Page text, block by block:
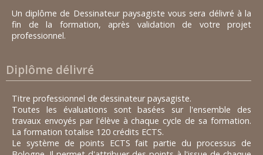
Un diplôme de Dessinateur paysagiste vous sera délivré à la
fin de la formation, après validation de votre projet
professionnel.
Diplôme délivré
Titre professionnel de dessinateur paysagiste.
Toutes les évaluations sont basées sur l'ensemble des
travaux envoyés par l'élève à chaque cycle de sa formation.
La formation totalise 120 crédits ECTS.
Le système de points ECTS fait partie du processus de